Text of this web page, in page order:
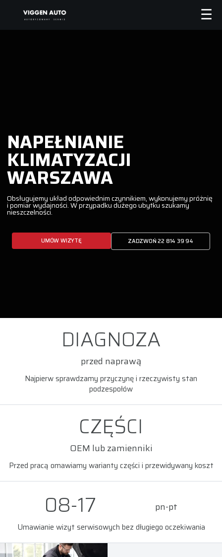
NAPEŁNIANIE
KLIMATYZACJI
WARSZAWA
Obsługujemy układ odpowiednim czynnikiem, wykonujemy próżnię
i pomiar wydajności. W przypadku dużego ubytku szukamy
nieszczelności.
UMÓW WIZYTĘ ZADZWOŃ 22 814 39 94
DIAGNOZA
przed naprawą
Najpierw sprawdzamy przyczynę i rzeczywisty stan
podzespołów
CZĘŚCI
OEM lub zamienniki
Przed pracą omawiamy warianty części i przewidywany koszt
08-17 pn-pt
Umawianie wizyt serwisowych bez długiego oczekiwania